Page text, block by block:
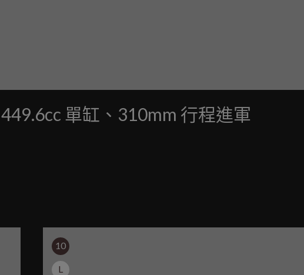
單缸、310mm 行程進軍
10
L